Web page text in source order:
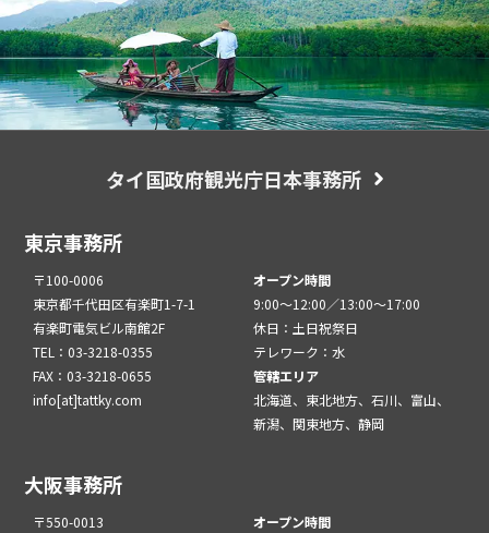
タイ国政府観光庁日本事務所
東京事務所
〒100-0006
東京都千代田区有楽町1-7-1
有楽町電気ビル南館2F
TEL：03-3218-0355
FAX：03-3218-0655
info[at]tattky.com
オープン時間
9:00～12:00／13:00～17:00
休日：土日祝祭日
テレワーク：水
管轄エリア
北海道、東北地方、石川、富山、
新潟、関東地方、静岡
大阪事務所
〒550-0013
オープン時間